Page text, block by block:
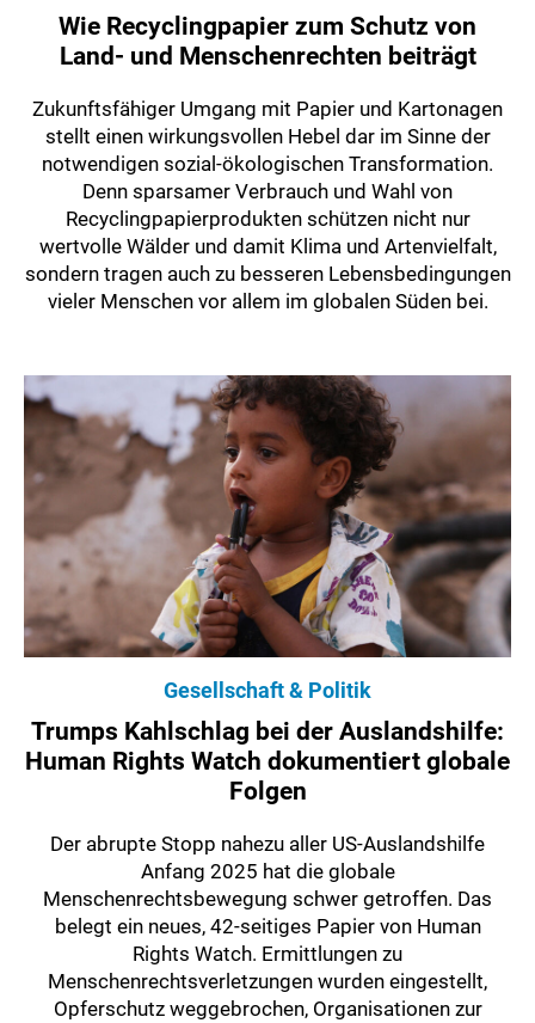
Wie Recyclingpapier zum Schutz von
Land- und Menschenrechten beiträgt
Zukunftsfähiger Umgang mit Papier und Kartonagen
stellt einen wirkungsvollen Hebel dar im Sinne der
notwendigen sozial-ökologischen Transformation.
Denn sparsamer Verbrauch und Wahl von
Recyclingpapierprodukten schützen nicht nur
wertvolle Wälder und damit Klima und Artenvielfalt,
sondern tragen auch zu besseren Lebensbedingungen
vieler Menschen vor allem im globalen Süden bei.
Gesellschaft & Politik
Trumps Kahlschlag bei der Auslandshilfe:
Human Rights Watch dokumentiert globale
Folgen
Der abrupte Stopp nahezu aller US-Auslandshilfe
Anfang 2025 hat die globale
Menschenrechtsbewegung schwer getroffen. Das
belegt ein neues, 42-seitiges Papier von Human
Rights Watch. Ermittlungen zu
Menschenrechtsverletzungen wurden eingestellt,
Opferschutz weggebrochen, Organisationen zur